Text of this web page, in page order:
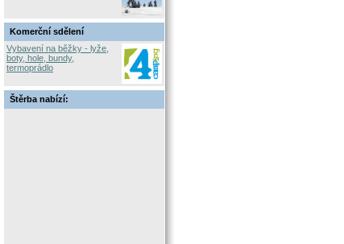
Komerční sdělení
Vybavení na běžky - lyže,
boty, hole, bundy,
termoprádlo
Štěrba nabízí: